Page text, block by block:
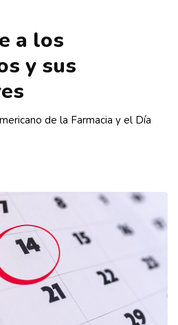
a los
y sus
de la Farmacia y el Día